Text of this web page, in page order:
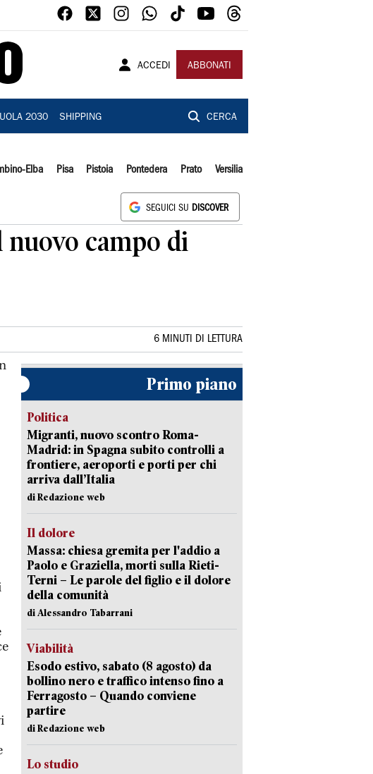
ACCEDI ABBONATI
2030 SHIPPING CERCA
Elba Pisa Pistoia Pontedera Prato Versilia
SEGUICI SU DISCOVER
campo di
6 MINUTI DI LETTURA
Primo piano
Politica
Migranti, nuovo scontro Roma-
Madrid: in Spagna subito controlli a
frontiere, aeroporti e porti per chi
arriva dall’Italia
di Redazione web
Il dolore
Massa: chiesa gremita per l'addio a
Paolo e Graziella, morti sulla Rieti-
Terni – Le parole del figlio e il dolore
della comunità
di Alessandro Tabarrani
Viabilità
Esodo estivo, sabato (8 agosto) da
bollino nero e traffico intenso fino a
Ferragosto – Quando conviene
partire
di Redazione web
Lo studio